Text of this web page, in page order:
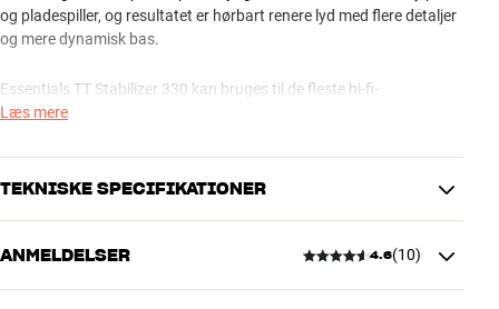
og pladespiller, og resultatet er hørbart renere lyd med flere detaljer
og mere dynamisk bas.
Essentials TT Stabilizer 330 kan bruges til de fleste hi-fi-
pladespillere og fås med finish i sortlakeret aluminium.
alternativer ikke skal bruge tid på at skrue den fast omkring
kan forbedre din musikoplevelse for små penge.
Læs mere
TEKNISKE SPECIFIKATIONER
DIMENSIONER OG DESIGN
Farve
Sort
ANMELDELSER 4.6(10)